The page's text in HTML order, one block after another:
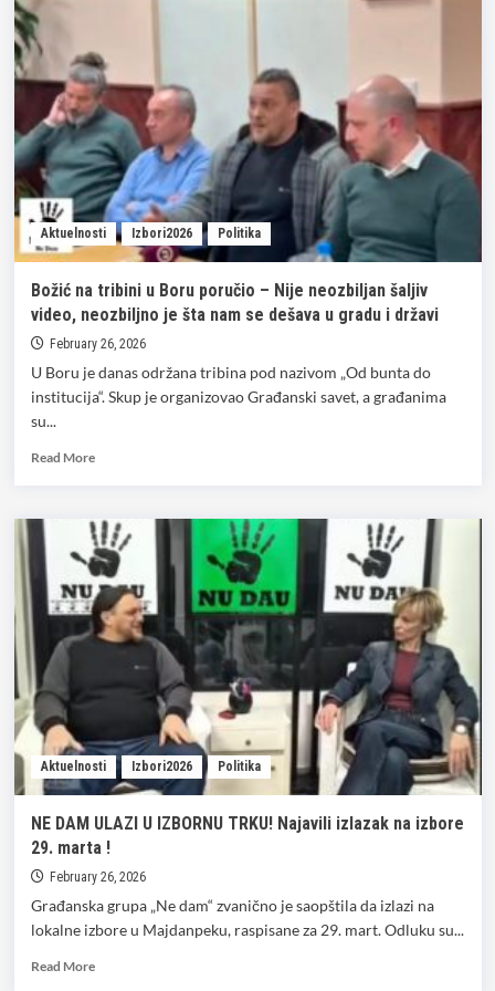
PZE!
Aktuelnosti Izbori2026 Politika
Božić na tribini u Boru poručio – Nije neozbiljan šaljiv
video, neozbiljno je šta nam se dešava u gradu i državi
February 26, 2026
U Boru je danas održana tribina pod nazivom „Od bunta do
institucija“. Skup je organizovao Građanski savet, a građanima
su...
Read MoreRead
Božić
na
tribini
u
Boru
poručio
–
neozbiljno
je
šta
se
dešava
u
i
državi
Aktuelnosti Izbori2026 Politika
NE DAM ULAZI U IZBORNU TRKU! Najavili izlazak na izbore
29. marta !
February 26, 2026
Građanska grupa „Ne dam“ zvanično je saopštila da izlazi na
lokalne izbore u Majdanpeku, raspisane za 29. mart. Odluku su...
Read MoreRead